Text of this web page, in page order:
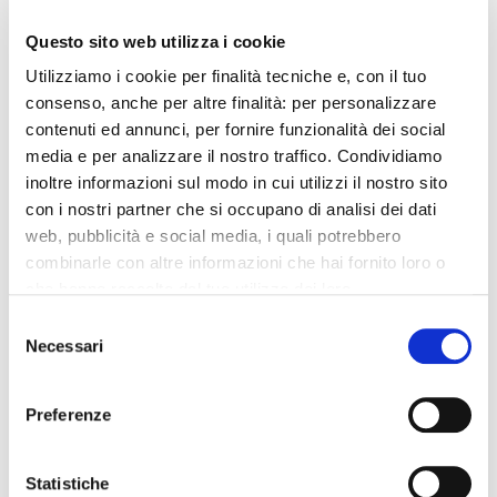
Questo sito web utilizza i cookie
Utilizziamo i cookie per finalità tecniche e, con il tuo
consenso, anche per altre finalità: per personalizzare
contenuti ed annunci, per fornire funzionalità dei social
media e per analizzare il nostro traffico. Condividiamo
inoltre informazioni sul modo in cui utilizzi il nostro sito
con i nostri partner che si occupano di analisi dei dati
web, pubblicità e social media, i quali potrebbero
combinarle con altre informazioni che hai fornito loro o
destra, potrai proseguire la navigazione del sito web in
delNecessari
Preferenze
Statistiche
adaumentarne la probabilitàe ad
conseguenze
L’impegno del governo italiano e i
fondi del PNRR